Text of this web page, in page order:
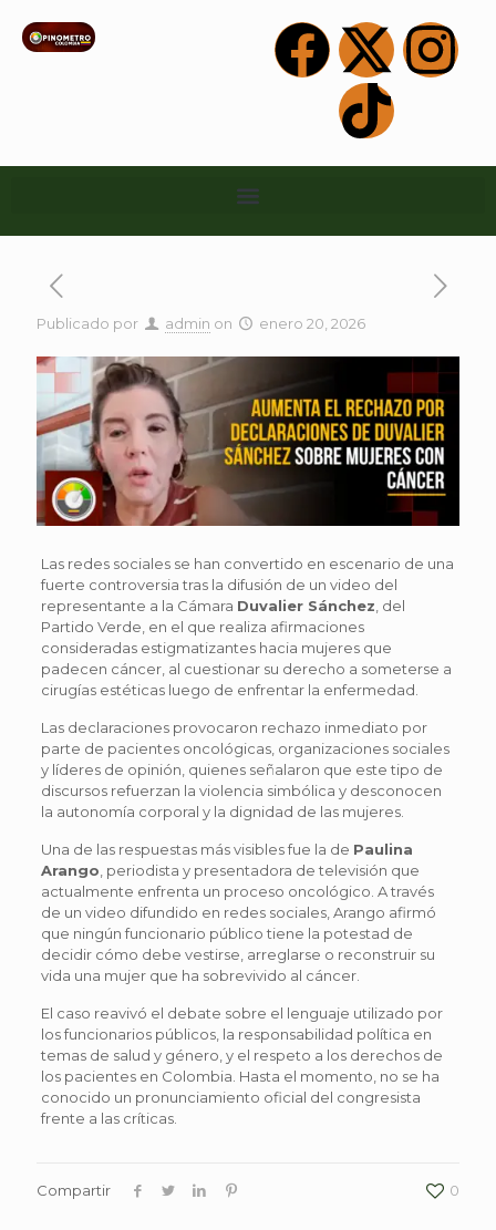
Publicado por admin on enero 20, 2026
Las redes sociales se han convertido en escenario de una
fuerte controversia tras la difusión de un video del
representante a la Cámara Duvalier Sánchez , del
Partido Verde, en el que realiza afirmaciones
consideradas estigmatizantes hacia mujeres que
padecen cáncer, al cuestionar su derecho a someterse a
cirugías estéticas luego de enfrentar la enfermedad.
Las declaraciones provocaron rechazo inmediato por
parte de pacientes oncológicas, organizaciones sociales
y líderes de opinión, quienes señalaron que este tipo de
discursos refuerzan la violencia simbólica y desconocen
la autonomía corporal y la dignidad de las mujeres.
Una de las respuestas más visibles fue la de Paulina
Arango , periodista y presentadora de televisión que
actualmente enfrenta un proceso oncológico. A través
de un video difundido en redes sociales, Arango afirmó
que ningún funcionario público tiene la potestad de
decidir cómo debe vestirse, arreglarse o reconstruir su
vida una mujer que ha sobrevivido al cáncer.
El caso reavivó el debate sobre el lenguaje utilizado por
los funcionarios públicos, la responsabilidad política en
temas de salud y género, y el respeto a los derechos de
los pacientes en Colombia. Hasta el momento, no se ha
conocido un pronunciamiento oficial del congresista
frente a las críticas.
Compartir 0